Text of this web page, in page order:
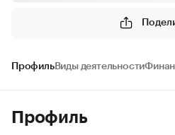
ПрофильВиды деятельности
Профиль